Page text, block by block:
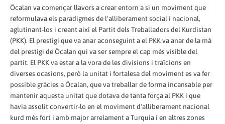
Öcalan va començar llavors a crear entorn a si un moviment que
reformulava els paradigmes de l'alliberament social i nacional,
aglutinant-los i creant així el Partit dels Treballadors del Kurdistan
(PKK). El prestigi que va anar aconseguint a el PKK va anar de la mà
del prestigi de Öcalan qui va ser sempre el cap més visible del
partit. El PKK va estar a la vora de les divisions i traïcions en
diverses ocasions, però la unitat i fortalesa del moviment es va fer
possible gràcies a Öcalan, que va treballar de forma incansable per
mantenir aquesta unitat que dotava de tanta força al PKK i que
havia assolit convertir-lo en el moviment d'alliberament nacional
kurd més fort i amb major arrelament a Turquia i en altres zones